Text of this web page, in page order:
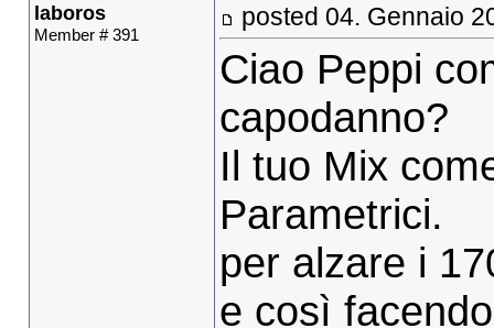
laboros
Member # 391
posted 04. Gennaio
Ciao Peppi
capodanno?
Il tuo Mix
Parametrici.
per alzare i
e così